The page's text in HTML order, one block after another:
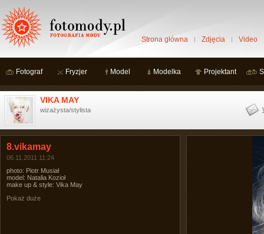
Strona główna Zdjęcia Video
Fotograf Fryzjer Model Modelka Projektant
VIKA MAY
wizażysta/stylista
8.vikamay
06.11.2011 11:24
photo: Piotr Musiał
model: Natalia Kozioł
make up & style: Vika May
Pokaż duże